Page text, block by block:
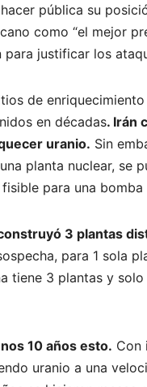
pública su
como “el mejor
justificar los
de
en décadas. Irán
uranio. Sin
planta nuclear, se
para una bomba
3 plantas
para 1 sola
tiene 3 plantas y
10 años esto. Con
uranio a una